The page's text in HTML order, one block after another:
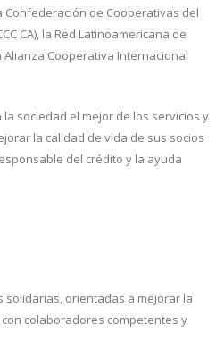
Confederación de Cooperativas del
CA), la Red Latinoamericana de
Alianza Cooperativa Internacional
sociedad el mejor de los servicios y
la calidad de vida de sus socios
del crédito y la ayuda
solidarias, orientadas a mejorar la
colaboradores competentes y